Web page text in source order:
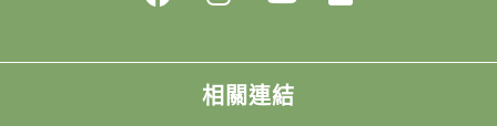
相關連結